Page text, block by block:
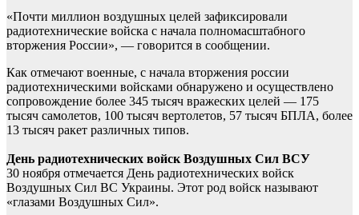
«Почти миллион воздушных целей зафиксировали
радиотехнические войска с начала полномасштабного
вторжения России», — говорится в сообщении.
Как отмечают военные, с начала вторжения россии
радиотехническими войсками обнаружено и осуществлено
сопровождение более 345 тысяч вражеских целей — 175
тысяч самолетов, 100 тысяч вертолетов, 57 тысяч БПЛА, более
13 тысяч ракет различных типов.
День радиотехнических войск Воздушных Сил ВСУ
30 ноября отмечается День радиотехнических войск
Воздушных Сил ВС Украины. Этот род войск называют
«глазами Воздушных Сил».